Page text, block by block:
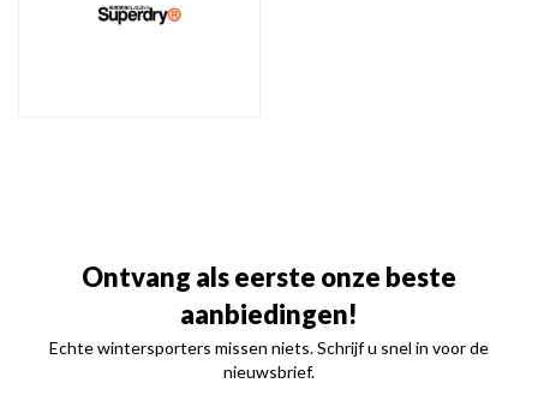
Ontvang als eerste onze beste
aanbiedingen!
Echte wintersporters missen niets. Schrijf u snel in voor de
nieuwsbrief.